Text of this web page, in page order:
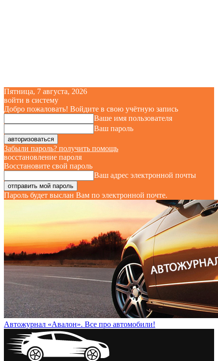
Пятница, 7 августа, 2026
войти в систему
Добро пожаловать! Войдите в свою учётную запись
Ваше имя пользователя
Ваш пароль
Забыли пароль? получить помощь
восстановление пароля
Восстановите свой пароль
Ваш адрес электронной почты
Пароль будет выслан Вам по электронной почте.
Автожурнал «Авалон». Все про автомобили!